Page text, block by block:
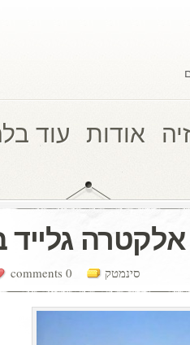
אודות עוד
גלייד
0 comments סינמטק